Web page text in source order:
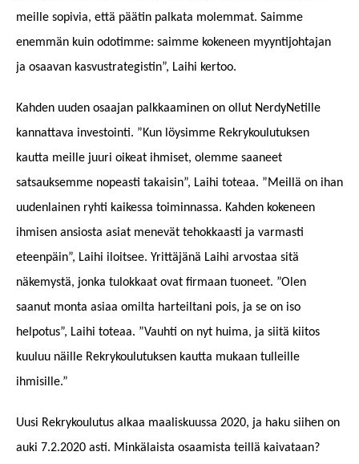
meille sopivia, että päätin palkata molemmat. Saimme
enemmän kuin odotimme: saimme kokeneen myyntijohtajan
ja osaavan kasvustrategistin”, Laihi kertoo.
Kahden uuden osaajan palkkaaminen on ollut NerdyNetille
kannattava investointi. ”Kun löysimme Rekrykoulutuksen
kautta meille juuri oikeat ihmiset, olemme saaneet
satsauksemme nopeasti takaisin”, Laihi toteaa. ”Meillä on ihan
uudenlainen ryhti kaikessa toiminnassa. Kahden kokeneen
ihmisen ansiosta asiat menevät tehokkaasti ja varmasti
eteenpäin”, Laihi iloitsee. Yrittäjänä Laihi arvostaa sitä
näkemystä, jonka tulokkaat ovat firmaan tuoneet. ”Olen
saanut monta asiaa omilta harteiltani pois, ja se on iso
helpotus”, Laihi toteaa. ”Vauhti on nyt huima, ja siitä kiitos
kuuluu näille Rekrykoulutuksen kautta mukaan tulleille
ihmisille.”
Uusi Rekrykoulutus alkaa maaliskuussa 2020, ja haku siihen on
auki 7.2.2020 asti. Minkälaista osaamista teillä kaivataan?